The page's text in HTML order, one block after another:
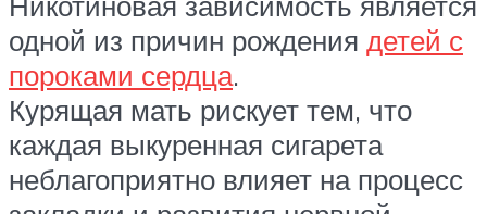
одной из причин рождения детей с
пороками сердца.
Курящая мать рискует тем, что
каждая выкуренная сигарета
неблагоприятно влияет на процесс